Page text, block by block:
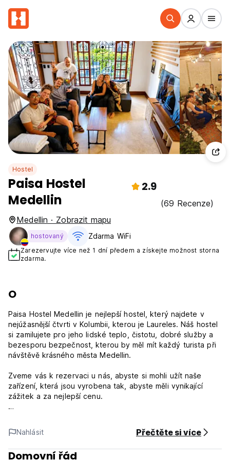
Hostel
Paisa Hostel
Medellin
2.9
(69 Recenze)
Medellin · Zobrazit mapu
hostovaný Zdarma WiFi
Zarezervujte více než 1 dní předem a získejte možnost storna
zdarma.
O
Paisa Hostel Medellin je nejlepší hostel, který najdete v
nejúžasnější čtvrti v Kolumbii, kterou je Laureles. Náš hostel
si zamilujete pro jeho lidské teplo, čistotu, dobré služby a
bezesporu bezpečnost, kterou by měl mít každý turista při
návštěvě krásného města Medellin.
Zveme vás k rezervaci u nás, abyste si mohli užít naše
zařízení, která jsou vyrobena tak, abyste měli vynikající
zážitek a za nejlepší cenu.
od úspěchu Laureles, půl bloku od Moll de Laureles, 2 bloky
od 80 Avenue, 2 km od nádraží Floresta (4 minuty), 3,3 km
od stadionu (8 minut ).
Nahlásit Přečtěte si více
Domovní řád